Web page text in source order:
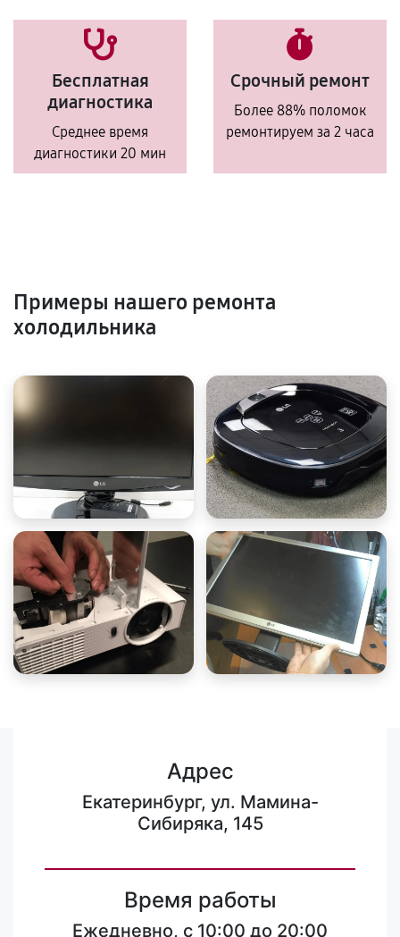
Бесплатная
диагностика
Среднее время
диагностики 20 мин
Срочный ремонт
Более 88% поломок
ремонтируем за 2 часа
Примеры нашего ремонта
холодильника
Адрес
Екатеринбург, ул. Мамина-
Сибиряка, 145
Время работы
Ежедневно, с 10:00 до 20:00